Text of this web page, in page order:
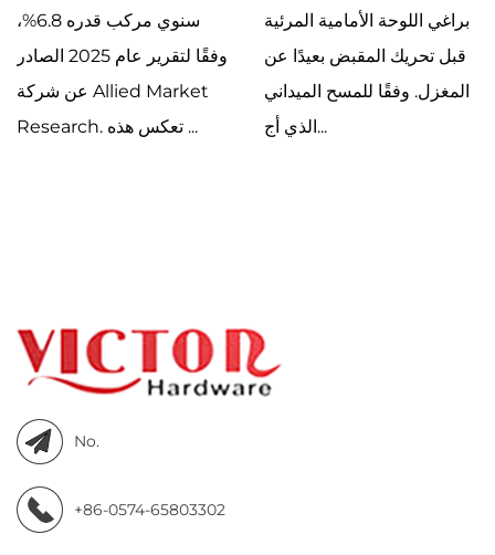
سنوي مركب قدره 6.8%،
وفقًا لتقرير عام 2025 الصادر
عن شركة Allied Market
Research. تعكس هذه ...
براغي اللوحة الأمامية المرئية
قبل تحريك المقبض بعيدًا عن
المغزل. وفقًا للمسح الميداني
الذي أج...
No.
+86-0574-65803302